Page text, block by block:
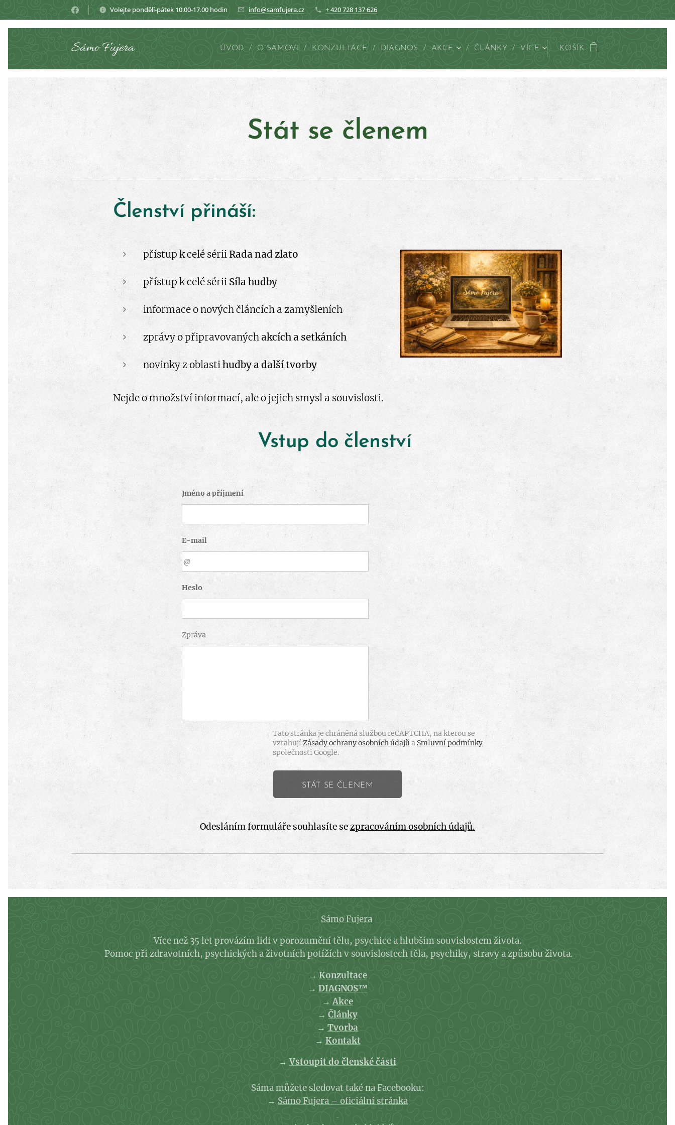
Volejte pondělí-pátek 10.00-17.00 hodin info@samfujera.cz + 420 728 137 626
Sámo Fujera ÚVOD O SÁMOVI KONZULTACE DIAGNOS AKCE ČLÁNKY VÍCE KOŠÍK
Stát se členem
Členství přináší:
přístup k celé sériiRada nad zlato
přístup k celé sériiSíla hudby
informace o nových článcích a zamyšleních
zprávy o připravovanýchakcích a setkáních
novinky z oblastihudby a další tvorby
Nejde o množství informací, ale o jejich smysl a souvislosti.
Vstup do členství
Jméno a příjmení
E-mail
Heslo
Zpráva
Tato stránka je chráněná službou reCAPTCHA, na kterou se
vztahujíZásady ochrany osobních údajůaSmluvní podmínky
společnosti Google.
STÁT SE ČLENEM
Odesláním formuláře souhlasíte sezpracováním osobních údajů.
Sámo Fujera
Více než 35 let provázím lidi v porozumění tělu, psychice a hlubším souvislostem života.
Pomoc při zdravotních, psychických a životních potížích v souvislostech těla, psychiky, stravy a způsobu života.
→ Konzultace
→ DIAGNOS™
→Akce
→ Články
→ Tvorba
→ Kontakt
→Vstoupit do členské části
Sáma můžete sledovat také na Facebooku:
→ Sámo Fujera – oficiální stránka